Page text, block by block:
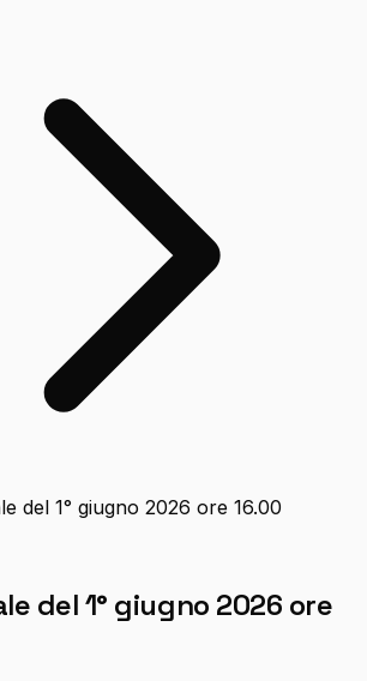
del 1° giugno 2026 ore 16.00
del 1° giugno 2026 ore